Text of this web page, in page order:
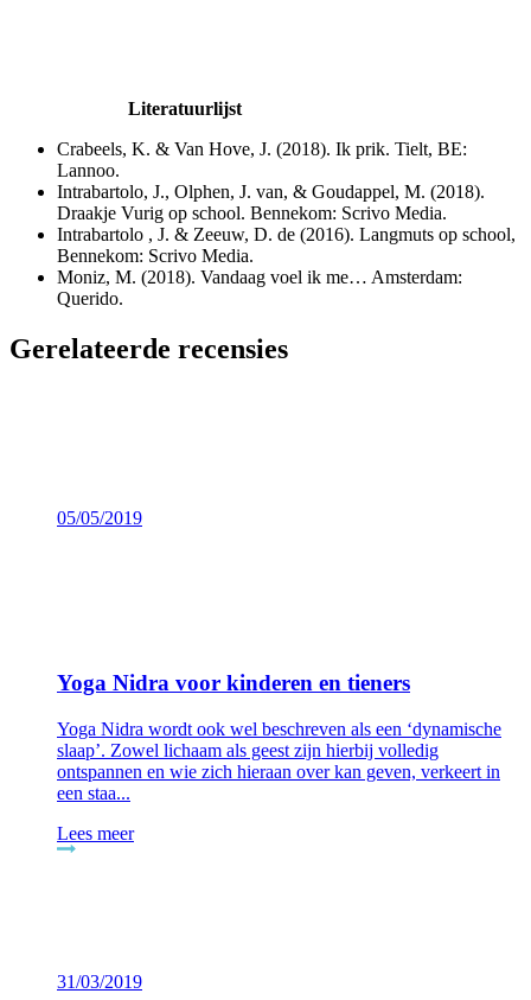
Literatuurlijst
Crabeels, K. & Van Hove, J. (2018). Ik prik. Tielt, BE:
Lannoo.
Intrabartolo, J., Olphen, J. van, & Goudappel, M. (2018).
Draakje Vurig op school. Bennekom: Scrivo Media.
Intrabartolo , J. & Zeeuw, D. de (2016). Langmuts op school,
Bennekom: Scrivo Media.
Moniz, M. (2018). Vandaag voel ik me… Amsterdam:
Querido.
Gerelateerde recensies
05/05/2019
Yoga Nidra voor kinderen en tieners
Yoga Nidra wordt ook wel beschreven als een ‘dynamische
slaap’. Zowel lichaam als geest zijn hierbij volledig
ontspannen en wie zich hieraan over kan geven, verkeert in
een staa...
Lees meer
31/03/2019